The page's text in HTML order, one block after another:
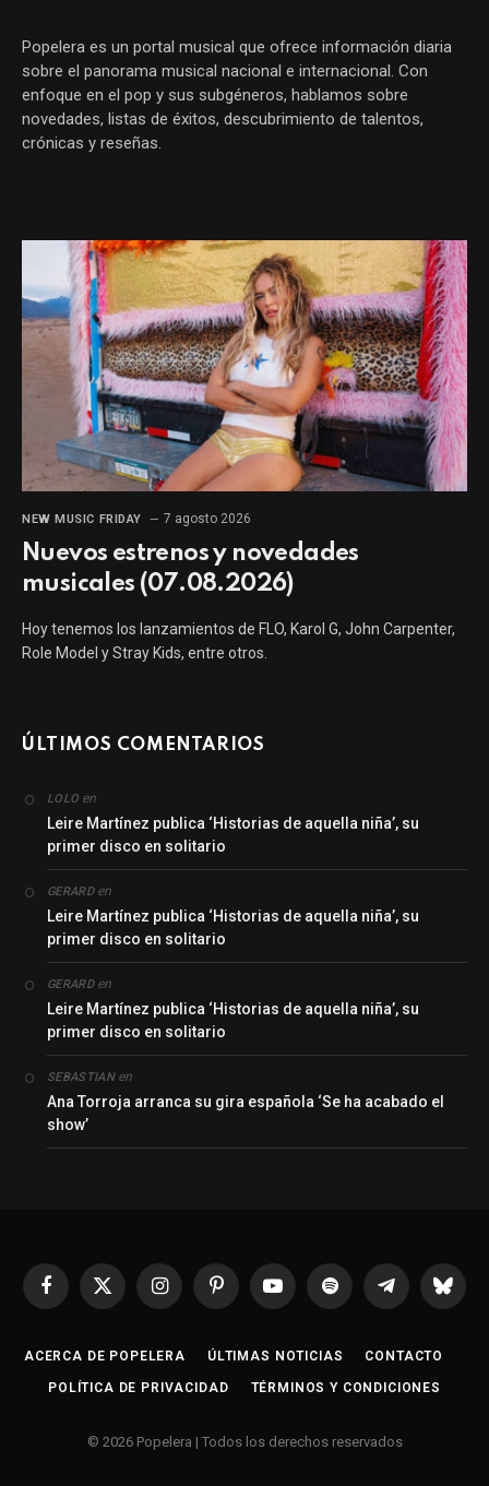
Popelera es un portal musical que ofrece información diaria
sobre el panorama musical nacional e internacional. Con
enfoque en el pop y sus subgéneros, hablamos sobre
novedades, listas de éxitos, descubrimiento de talentos,
crónicas y reseñas.
NEW MUSIC FRIDAY 7 agosto 2026
Nuevos estrenos y novedades
musicales (07.08.2026)
Hoy tenemos los lanzamientos de FLO, Karol G, John Carpenter,
Role Model y Stray Kids, entre otros.
ÚLTIMOS COMENTARIOS
LOLO en
Leire Martínez publica ‘Historias de aquella niña’, su
primer disco en solitario
GERARDen
Leire Martínez publica ‘Historias de aquella niña’, su
primer disco en solitario
GERARDen
Leire Martínez publica ‘Historias de aquella niña’, su
primer disco en solitario
SEBASTIANen
Ana Torroja arranca su gira española ‘Se ha acabado el
show’
Facebook
X
InstagramPinterestYouTubeSpotify Telegrama
ACERCA DE POPELERA ÚLTIMAS NOTICIAS CONTACTO
POLÍTICA DE PRIVACIDAD TÉRMINOS Y CONDICIONES
© 2026 Popelera | Todos los derechos reservados